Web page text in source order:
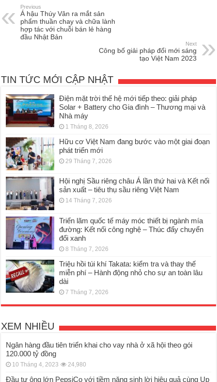
Previous
Á hậu Thúy Vân ra mắt sản
phẩm thuần chay và chữa lành
hợp tác với chuỗi bán lẻ hàng
đầu Nhật Bản
Next
Công bố giải pháp đổi mới sáng
tạo Việt Nam 2023
TIN TỨC MỚI CẬP NHẬT
Điện mặt trời thế hệ mới tiếp theo: giải pháp
Solar + Battery cho Gia đình – Thương mại và
Nhà máy
1 Tháng 8, 2026
Hữu cơ Việt Nam đang bước vào một giai đoạn
phát triển mới
29 Tháng 7, 2026
Hội nghị Sầu riêng châu Á lần thứ hai và Kết nối
sản xuất – tiêu thụ sầu riêng Việt Nam
14 Tháng 7, 2026
Triển lãm quốc tế máy móc thiết bị ngành mía
đường: Kết nối công nghệ – Thúc đẩy chuyển
đổi xanh
8 Tháng 7, 2026
Triệu hồi túi khí Takata: kiểm tra và thay thế
miễn phí – Hành động nhỏ cho sự an toàn lâu
dài
7 Tháng 7, 2026
XEM NHIỀU
Ngân hàng đầu tiên triển khai cho vay nhà ở xã hội theo gói
120.000 tỷ đồng
10 Tháng 4, 2023 24,980
Đầu tư ông lớn PepsiCo với tiềm năng sinh lời hiệu quả cùng Up